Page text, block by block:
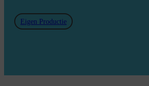
Eigen Productie